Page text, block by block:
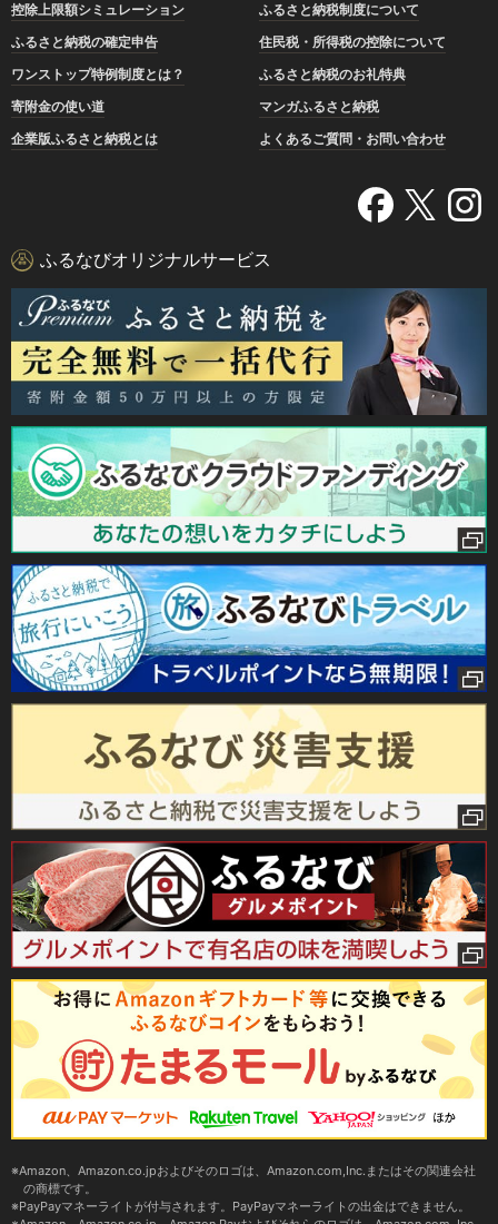
控除上限額シミュレーション
ふるさと納税制度について
ふるさと納税の確定申告
住民税・所得税の控除について
ワンストップ特例制度とは？
ふるさと納税のお礼特典
寄附金の使い道
マンガふるさと納税
企業版ふるさと納税とは
よくあるご質問・お問い合わせ
ふるなびオリジナルサービス
Amazon、Amazon.co.jpおよびそのロゴは、Amazon.com,Inc.またはその関連会社
の商標です。
PayPayマネーライトが付与されます。PayPayマネーライトの出金はできません。